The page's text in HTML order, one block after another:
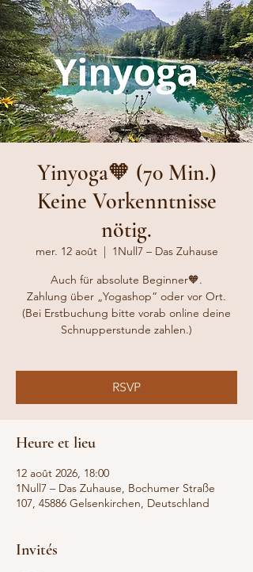
Yinyoga🧡 (70 Min.)
Keine Vorkenntnisse
nötig.
mer. 12 août
  |
1Null7 – Das Zuhause
Auch für absolute Beginner🧡.
Zahlung über „Yogashop“ oder vor Ort.
(Bei Erstbuchung bitte vorab online deine
Schnupperstunde zahlen.)
RSVP
Heure et lieu
12 août 2026, 18:00
1Null7 – Das Zuhause, Bochumer Straße
107, 45886 Gelsenkirchen, Deutschland
Invités